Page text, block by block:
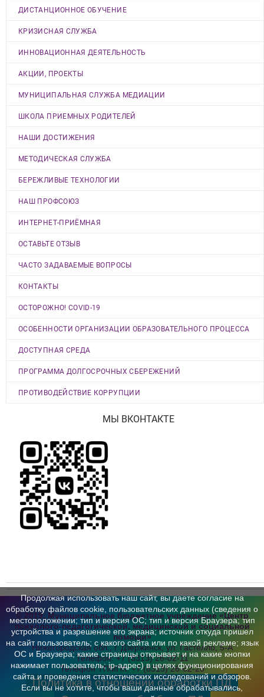
ДИСТАНЦИОННОЕ ОБУЧЕНИЕ
КРИЗИСНАЯ СЛУЖБА
ИННОВАЦИОННАЯ ДЕЯТЕЛЬНОСТЬ
АКЦИИ, ПРОЕКТЫ
МУНИЦИПАЛЬНАЯ СЛУЖБА МЕДИАЦИИ
ШКОЛА ПРИЕМНЫХ РОДИТЕЛЕЙ
НАШИ ДОСТИЖЕНИЯ
МЕТОДИЧЕСКАЯ СЛУЖБА
БЕРЕЖЛИВЫЕ ТЕХНОЛОГИИ
НАШ ПРОФСОЮЗ
ИНТЕРНЕТ-ПРИЁМНАЯ
ОСТАВЬТЕ ОТЗЫВ
ЧАСТО ЗАДАВАЕМЫЕ ВОПРОСЫ
КОНТАКТЫ
ОСТОРОЖНО! COVID-19
ОСОБЕННОСТИ ОРГАНИЗАЦИИ ОБРАЗОВАТЕЛЬНОГО ПРОЦЕССА
ДОСТУПНАЯ СРЕДА
ПРОГРАММА ДОЛГОСРОЧНЫХ СБЕРЕЖЕНИЙ
ПРОТИВОДЕЙСТВИЕ КОРРУПЦИИ
МЫ ВКОНТАКТЕ
© 2019, Муниципальное бюджетное учреждение «Центр
психолого-педагогической, медицинской и социальной
помощи»
Нижегородская обл., г. Дзержинск,ул. Гастелло, 5-А
Телефон:+7 (8313) 26-02-11
Телефон ТПМПК:+7 (8313) 26-62-20
Политика в отношении обработки ПД
Продолжая использовать наш сайт, вы даете согласие на
обработку файлов cookie, пользовательских данных (сведения о
местоположении; тип и версия ОС; тип и версия Браузера; тип
устройства и разрешение его экрана; источник откуда пришел
на сайт пользователь; с какого сайта или по какой рекламе; язык
ОС и Браузера; какие страницы открывает и на какие кнопки
нажимает пользователь; ip-адрес) в целях функционирования
сайта и проведения статистических исследований и обзоров.
Если вы не хотите, чтобы ваши данные обрабатывались,